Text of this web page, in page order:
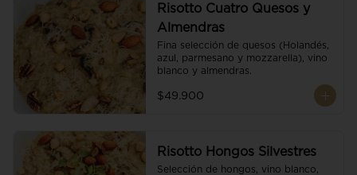
Risotto Cuatro Quesos y
Almendras
Fina selección de quesos (Holandés,
azul, parmesano y mozzarella), vino
blanco y almendras.
$49.900
Risotto Hongos Silvestres
Selección de hongos, vino blanco,